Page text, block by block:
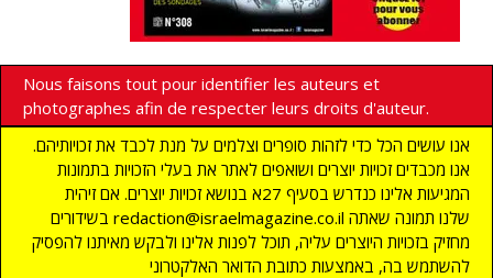
Nous faisons tout pour identifier les auteurs et
photographes afin de respecter leurs droits d'auteur.
אנו עושים הכל כדי לזהות סופרים וצלמים על מנת לכבד את זכויותיהם.
אנו מכבדים זכויות יוצרים ושואפים לאתר את בעלי הזכויות בתמונות
המגיעות אלינו כנדרש בסעיף 27א בנושא זכויות יוצרים. אם זיהית
בשידורים redaction@israelmagazine.co.il שלנו תמונה שאתה
מחזיק בזכויות היוצרים עליה, תוכל לפנות אלינו ולבקש מאיתנו להפסיק
להשתמש בה, באמצעות כתובת הדואר האלקטרוני